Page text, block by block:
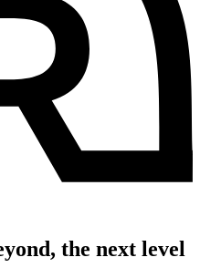
the next level